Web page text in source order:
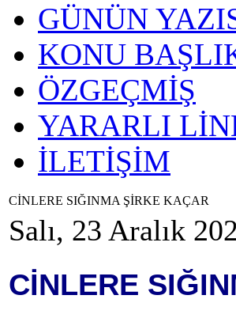
GÜNÜN
KONU
ÖZGEÇMİŞ
YARARLI
İLETİŞİM
CİNLERE SIĞINMA ŞİRKE KAÇAR
Salı, 23 Aralık
CİNLERE